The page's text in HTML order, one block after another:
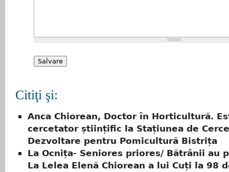
Citiţi şi:
Anca Chiorean, Doctor în Horticultură.
cercetator științific la Stațiunea de
Dezvoltare pentru Pomicultură Bistrița
La Ocnița- Seniores priores/ Bătrânii au
La Lelea Elenă Chiorean a lui Cuți la 98